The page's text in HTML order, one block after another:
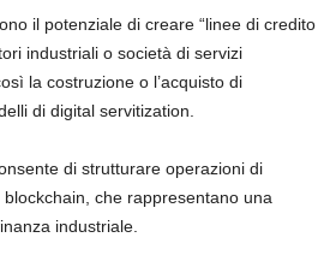
il potenziale di creare “linee di credito
industriali o società di servizi
la costruzione o l’acquisto di
di digital servitization.
di strutturare operazioni di
che rappresentano una
industriale.